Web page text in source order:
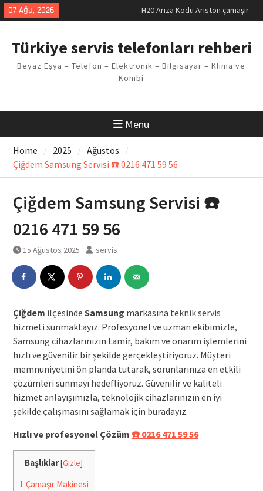
Skip
to
07 Ağu, 2026
LG kombi E2 Arızası Çözümü
Çözüm Yöntemleri
Vaillant çamaşır makinesi E03
Arıza Kodu
Ferroli klima E3 Arızası Çözümü
Türkiye servis telefonları rehberi
Beyaz Eşya – Telefon – Elektronik – Bilgisayar – Klima ve
Kombi
Menu
Home 2025
Ağustos
Çiğdem Samsung Servisi ☎️ 0216 471 59 56
Çiğdem Samsung Servisi ☎️
0216 471 59 56
15 Ağustos 2025 servis
Çiğdem ilçesinde Samsung markasına teknik servis
hizmeti sunmaktayız. Profesyonel ve uzman ekibimizle,
Samsung cihazlarınızın tamir, bakım ve onarım işlemlerini
hızlı ve güvenilir bir şekilde gerçekleştiriyoruz. Müşteri
memnuniyetini ön planda tutarak, sorunlarınıza en etkili
çözümleri sunmayı hedefliyoruz. Güvenilir ve kaliteli
hizmet anlayışımızla, teknolojik cihazlarınızın en iyi
şekilde çalışmasını sağlamak için buradayız.
Hızlı ve profesyonel Çözüm ☎️ 0216 471 59 56
Başlıklar[Gizle]
1 Çamaşır Makinesi